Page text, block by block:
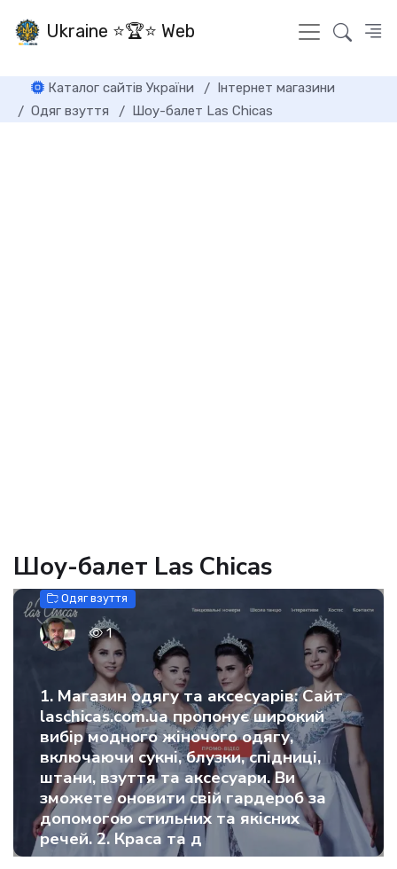
Ukraine ⭐🏆⭐ Web
Каталог сайтів України
Інтернет магазини
Одяг взуття
Шоу-балет Las Chicas
Шоу-балет Las Chicas
Одяг взуття
1
1. Магазин одягу та аксесуарів: Сайт
laschicas.com.ua пропонує широкий
вибір модного жіночого одягу,
включаючи сукні, блузки, спідниці,
штани, взуття та аксесуари. Ви
зможете оновити свій гардероб за
допомогою стильних та якісних
речей. 2. Краса та д